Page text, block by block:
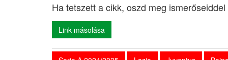
Ha tetszett a cikk, oszd meg ismerőseiddel
Link másolása